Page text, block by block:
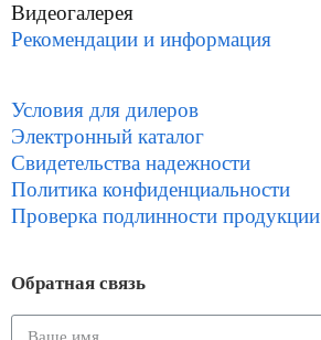
Видеогалерея
Рекомендации и информация
Условия для дилеров
Электронный каталог
Свидетельства надежности
Политика конфиденциальности
Проверка подлинности продукции
Обратная связь